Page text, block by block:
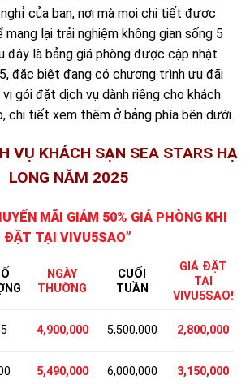
của bạn, nơi mà mọi chi tiết được
lại trải nghiệm không gian sống 5
đây là bảng giá phòng được cập nhật
đặc biệt đang có chương trình ưu đãi
gói đặt dịch vụ dành riêng cho khách
chi tiết xem thêm ở bảng phía bên dưới.
VỤ KHÁCH SẠN SEA STARS HẠ
LONG NĂM 2025
MÃI GIẢM 50% GIÁ PHÒNG KHI
ĐẶT TẠI VIVU5SAO”
NGÀY
THƯỜNG
CUỐI
TUẦN
GIÁ ĐẶT
TẠI
VIVU5SAO!
4,900,000 5,500,000 2,800,000
5,490,000 6,000,000 3,150,000